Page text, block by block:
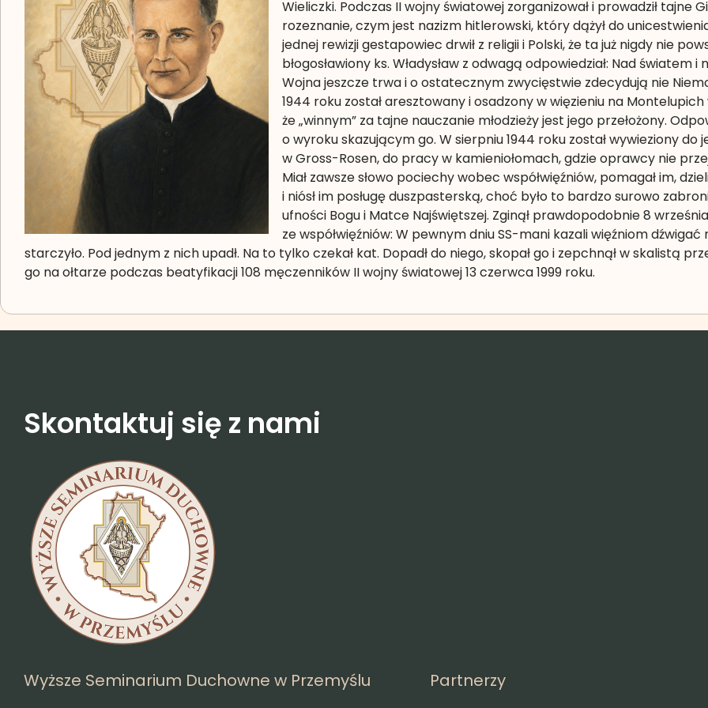
Wieliczki. Podczas II wojny światowej zorganizował i prowadził tajne
rozeznanie, czym jest nazizm hitlerowski, który dążył do
jednej rewizji gestapowiec drwił z religii i Polski, że ta już nigdy nie
błogosławiony ks. Władysław z odwagą odpowiedział: Nad
Wojna jeszcze trwa i o ostatecznym zwycięstwie zdecydują nie
1944 roku został aresztowany i osadzony w więzieniu na
że „winnym” za tajne nauczanie młodzieży jest jego przełożony.
o wyroku skazującym go. W sierpniu 1944 roku został wywieziony
w Gross-Rosen, do pracy w kamieniołomach, gdzie oprawcy nie
Miał zawsze słowo pociechy wobec współwięźniów, pomagał im,
i niósł im posługę duszpasterską, choć było to bardzo surowo
ufności Bogu i Matce Najświętszej. Zginął prawdopodobnie 8
ze współwięźniów: W pewnym dniu SS-mani kazali więźniom dźwigać
starczyło. Pod jednym z nich upadł. Na to tylko czekał kat. Dopadł do niego, skopał go i zepchnął w skalistą
go na ołtarze podczas beatyfikacji 108 męczenników II wojny światowej 13 czerwca 1999 roku.
Skontaktuj się z nami
Wyższe Seminarium Duchowne w Przemyślu Partnerzy